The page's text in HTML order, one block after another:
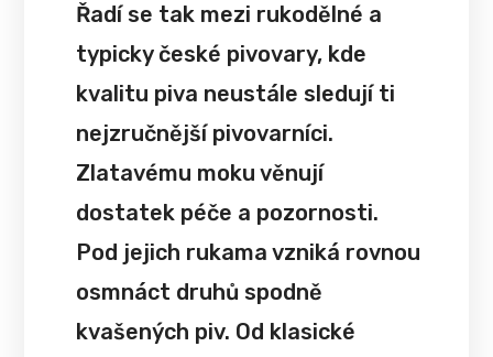
Řadí se tak mezi rukodělné a
typicky české pivovary, kde
kvalitu piva neustále sledují ti
nejzručnější pivovarníci.
Zlatavému moku věnují
dostatek péče a pozornosti.
Pod jejich rukama vzniká rovnou
osmnáct druhů spodně
kvašených piv. Od klasické